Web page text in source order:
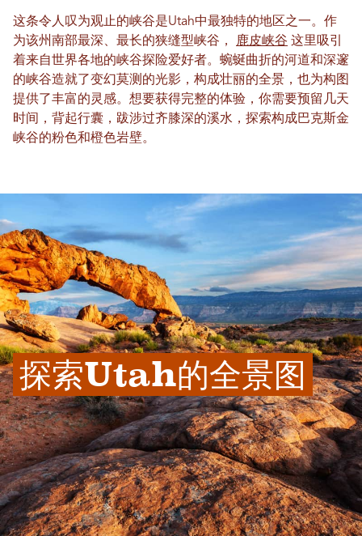
这条令人叹为观止的峡谷是Utah中最独特的地区之一。作
为该州南部最深、最长的狭缝型峡谷，
鹿皮峡谷 这里吸引
着来自世界各地的峡谷探险爱好者。蜿蜒曲折的河道和深邃
的峡谷造就了变幻莫测的光影，构成壮丽的全景，也为构图
提供了丰富的灵感。想要获得完整的体验，你需要预留几天
时间，背起行囊，跋涉过齐膝深的溪水，探索构成巴克斯金
峡谷的粉色和橙色岩壁。
探索Utah的全景图